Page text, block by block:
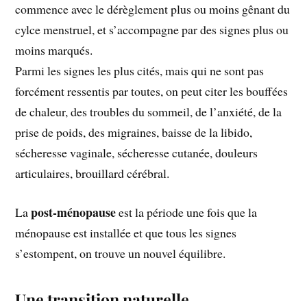
commence avec le dérèglement plus ou moins gênant du
cylce menstruel, et s’accompagne par des signes plus ou
moins marqués.
Parmi les signes les plus cités, mais qui ne sont pas
forcément ressentis par toutes, on peut citer les bouffées
de chaleur, des troubles du sommeil, de l’anxiété, de la
prise de poids, des migraines, baisse de la libido,
sécheresse vaginale, sécheresse cutanée, douleurs
articulaires, brouillard cérébral.
Lapost-ménopauseest la période une fois que la
ménopause est installée et que tous les signes
s’estompent, on trouve un nouvel équilibre.